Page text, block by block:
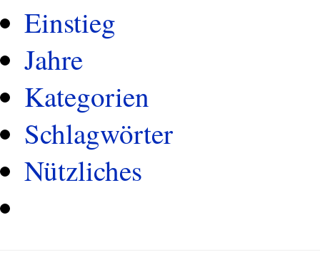
Einstieg
Jahre
Kategorien
Schlagwörter
Nützliches